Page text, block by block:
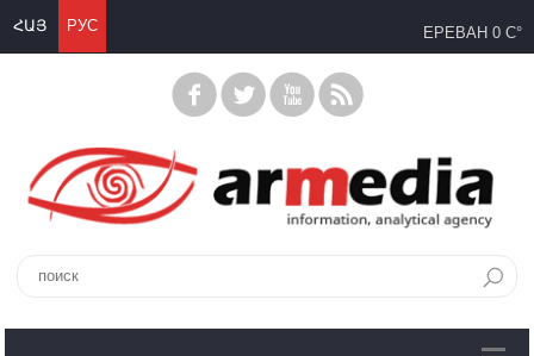
ՀԱՅ РУС ЕРЕВАН 0 C°